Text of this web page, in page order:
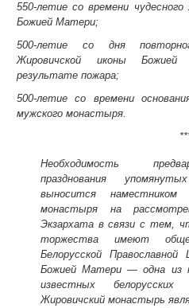
550-летие со времени
Божией Матери;
500-летие со дня
Жировичской иконы
результате пожара;
500-летие со времени
мужского монастыря.
Необходимость
празднования
выносится наместником
монастыря на
Экзархата в связи с тем,
торжества имеют
Белорусской
Божией Матери — одна из
известных
Жировичский монастырь